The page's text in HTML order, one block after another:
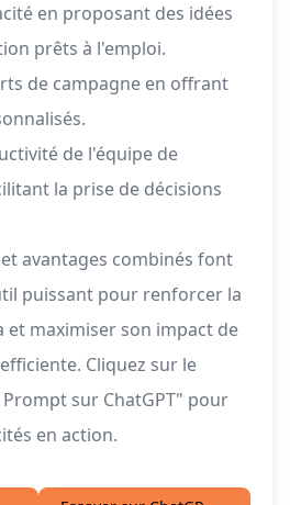
en proposant des idées
prêts à l'emploi.
de campagne en offrant
de l'équipe de
la prise de décisions
avantages combinés font
puissant pour renforcer la
et maximiser son impact de
Cliquez sur le
sur ChatGPT" pour
en action.